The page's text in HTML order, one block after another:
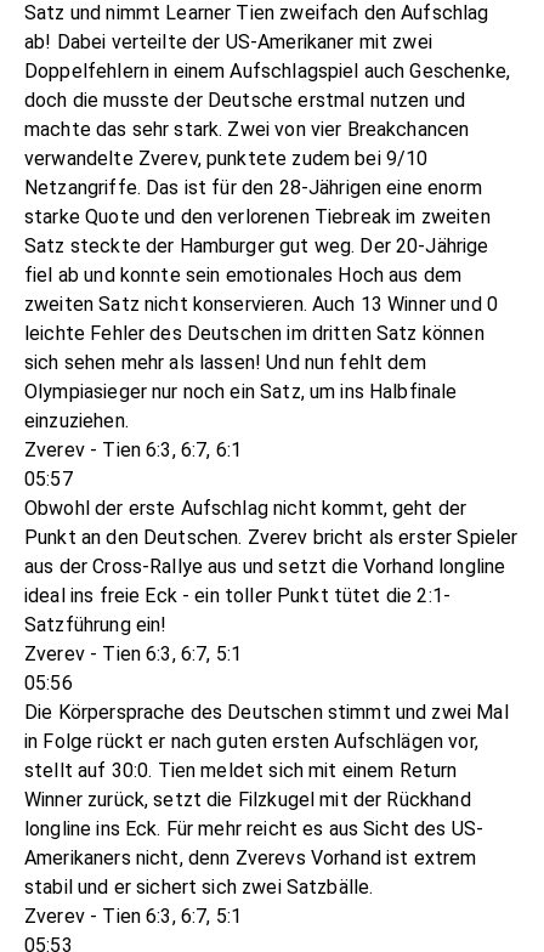
Satz und nimmt Learner Tien zweifach den Aufschlag
ab! Dabei verteilte der US-Amerikaner mit zwei
Doppelfehlern in einem Aufschlagspiel auch Geschenke,
doch die musste der Deutsche erstmal nutzen und
machte das sehr stark. Zwei von vier Breakchancen
verwandelte Zverev, punktete zudem bei 9/10
Netzangriffe. Das ist für den 28-Jährigen eine enorm
starke Quote und den verlorenen Tiebreak im zweiten
Satz steckte der Hamburger gut weg. Der 20-Jährige
fiel ab und konnte sein emotionales Hoch aus dem
zweiten Satz nicht konservieren. Auch 13 Winner und 0
leichte Fehler des Deutschen im dritten Satz können
sich sehen mehr als lassen! Und nun fehlt dem
Olympiasieger nur noch ein Satz, um ins Halbfinale
einzuziehen.
Zverev - Tien 6:3, 6:7, 6:1
05:57
Obwohl der erste Aufschlag nicht kommt, geht der
Punkt an den Deutschen. Zverev bricht als erster Spieler
aus der Cross-Rallye aus und setzt die Vorhand longline
ideal ins freie Eck - ein toller Punkt tütet die 2:1-
Satzführung ein!
Zverev - Tien 6:3, 6:7, 5:1
05:56
Die Körpersprache des Deutschen stimmt und zwei Mal
in Folge rückt er nach guten ersten Aufschlägen vor,
stellt auf 30:0. Tien meldet sich mit einem Return
Winner zurück, setzt die Filzkugel mit der Rückhand
longline ins Eck. Für mehr reicht es aus Sicht des US-
Amerikaners nicht, denn Zverevs Vorhand ist extrem
stabil und er sichert sich zwei Satzbälle.
Zverev - Tien 6:3, 6:7, 5:1
05:53